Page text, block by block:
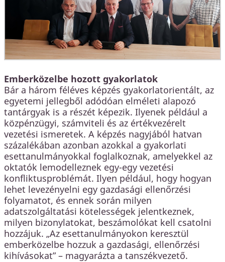
Emberközelbe hozott gyakorlatok
Bár a három féléves képzés gyakorlatorientált, az
egyetemi jellegből adódóan elméleti alapozó
tantárgyak is a részét képezik. Ilyenek például a
közpénzügyi, számviteli és az értékvezérelt
vezetési ismeretek. A képzés nagyjából hatvan
százalékában azonban azokkal a gyakorlati
esettanulmányokkal foglalkoznak, amelyekkel az
oktatók lemodelleznek egy-egy vezetési
konfliktusproblémát. Ilyen például, hogy hogyan
lehet levezényelni egy gazdasági ellenőrzési
folyamatot, és ennek során milyen
adatszolgáltatási kötelességek jelentkeznek,
milyen bizonylatokat, beszámolókat kell csatolni
hozzájuk. „Az esettanulmányokon keresztül
emberközelbe hozzuk a gazdasági, ellenőrzési
kihívásokat” – magyarázta a tanszékvezető.